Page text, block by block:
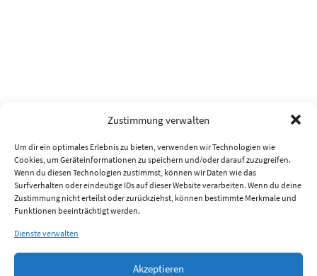
Zustimmung verwalten
Um dir ein optimales Erlebnis zu bieten, verwenden wir Technologien wie
Cookies, um Geräteinformationen zu speichern und/oder darauf zuzugreifen.
Wenn du diesen Technologien zustimmst, können wir Daten wie das
Surfverhalten oder eindeutige IDs auf dieser Website verarbeiten. Wenn du deine
Zustimmung nicht erteilst oder zurückziehst, können bestimmte Merkmale und
Funktionen beeinträchtigt werden.
Dienste verwalten
Akzeptieren